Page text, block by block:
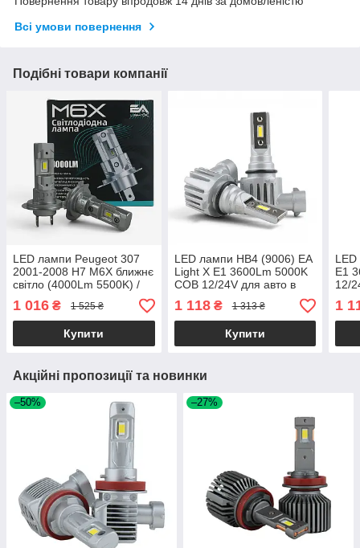
Всі умови повернення
Подібні товари компанії
LED лампи Peugeot 307
2001-2008 H7 M6X ближнє
світло (4000Lm 5500K) /
Пежо 307 (комплект 2 шт.)
1 016 ₴ 1 525 ₴
Купити
LED лампи HB4 (9006) EA
Light X E1 3600Lm 5000K
COB 12/24V для авто в
ПТФ / головне світло (2
шт.)
1 118₴ 1 313 ₴
Купити
E1
12/
1
Акційні пропозиції та новинки
–50% –27%